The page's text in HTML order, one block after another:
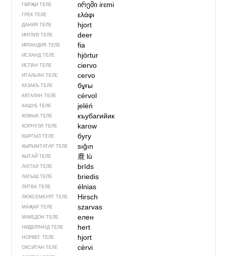
ГӨРҖИ ТЕЛЕ ირემი irɛmi
ГРЕК ТЕЛЕ ελάφι
ДАНИЯ ТЕЛЕ hjort
ИНГЛИЗ ТЕЛЕ deer
ИРЛАНДИЯ ТЕЛЕ fia
ИСЛАНД ТЕЛЕ hjörtur
ИСПАН ТЕЛЕ ciervo
ИТАЛЬЯН ТЕЛЕ cervo
КАЗАКЪ ТЕЛЕ бұғы
КАТАЛАН ТЕЛЕ cérvol
КАШУБ ТЕЛЕ jeléń
КОМЫК ТЕЛЕ къубагийик
КОРНУЭЛ ТЕЛЕ karow
КЫРГЫЗ ТЕЛЕ бугу
КЫРЫМТАТАР ТЕЛЕ sığın
КЫТАЙ ТЕЛЕ 鹿 lù
ЛАТГАЛ ТЕЛЕ brīds
ЛАТЫШ ТЕЛЕ briedis
ЛИТВА ТЕЛЕ élnias
ЛЮКСЕМБУРГ ТЕЛЕ Hirsch
МАҖАР ТЕЛЕ szarvas
МАКЕДОН ТЕЛЕ елен
НИДЕРЛАНД ТЕЛЕ hert
НОРВЕГ ТЕЛЕ hjort
ОКСИТАН ТЕЛЕ cèrvi